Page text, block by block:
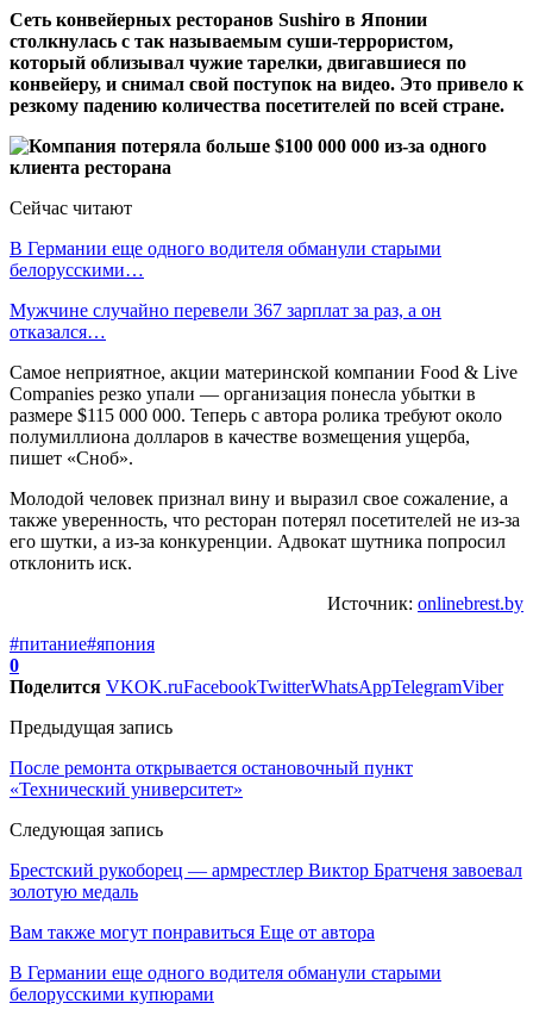
Сеть конвейерных ресторанов Sushiro в Японии
столкнулась с так называемым суши-террористом,
который облизывал чужие тарелки, двигавшиеся по
конвейеру, и снимал свой поступок на видео. Это привело к
резкому падению количества посетителей по всей стране.
Сейчас читают
В Германии еще одного водителя обманули старыми
белорусскими…
Мужчине случайно перевели 367 зарплат за раз, а он
отказался…
Самое неприятное, акции материнской компании Food & Live
Companies резко упали — организация понесла убытки в
размере $115 000 000. Теперь с автора ролика требуют около
полумиллиона долларов в качестве возмещения ущерба,
пишет «Сноб».
Молодой человек признал вину и выразил свое сожаление, а
также уверенность, что ресторан потерял посетителей не из-за
его шутки, а из-за конкуренции. Адвокат шутника попросил
отклонить иск.
Источник: onlinebrest.by
#питание#япония
0
Поделится VKOK.ruFacebookTwitterWhatsAppTelegramViber
Предыдущая запись
После ремонта открывается остановочный пункт
«Технический университет»
Следующая запись
Брестский рукоборец — армрестлер Виктор Братченя завоевал
золотую медаль
Вам также могут понравиться Еще от автора
В Германии еще одного водителя обманули старыми
белорусскими купюрами